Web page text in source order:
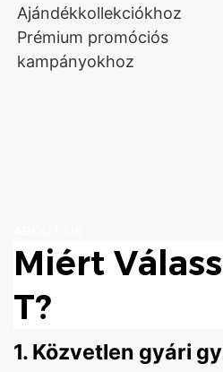
Ajándékkollekciókhoz
Prémium promóciós
kampányokhoz
Miért
T?
1. Közvetlen gyári